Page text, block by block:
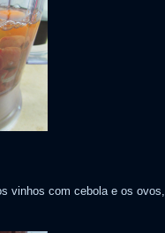
vinhos com cebola e os